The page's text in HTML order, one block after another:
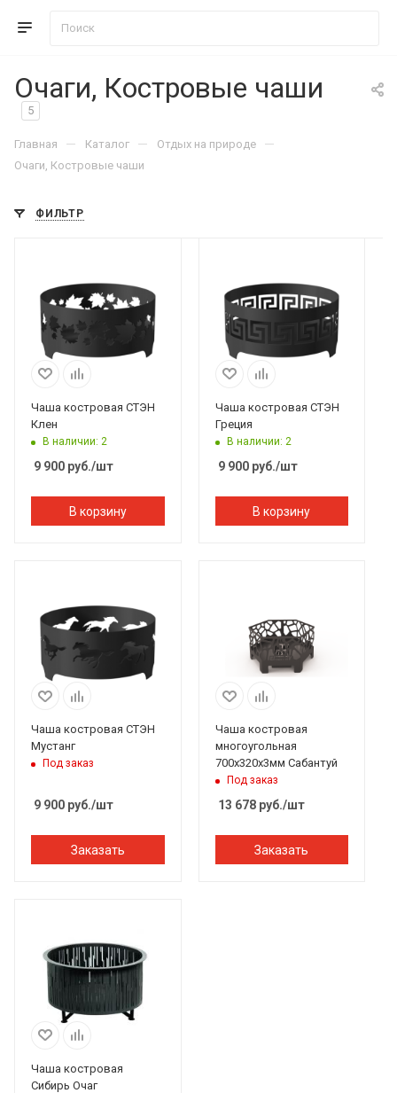
Очаги, Костровые чаши
5
Главная — Каталог — Отдых на природе —
Очаги, Костровые чаши
ФИЛЬТР
Чаша костровая СТЭН
Клен
В наличии: 2
9 900 руб./шт
В корзину
Чаша костровая СТЭН
Греция
В наличии: 2
9 900руб./шт
В корзину
Чаша костровая СТЭН
Мустанг
Под заказ
9 900 руб./шт
Заказать
Чаша костровая
многоугольная
700х320х3мм Сабантуй
Под заказ
13 678руб./шт
Заказать
Чаша костровая
Сибирь Очаг